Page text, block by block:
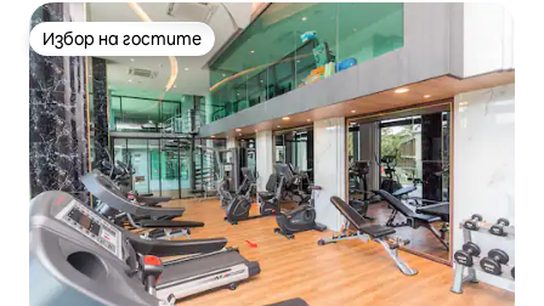
Избор на гостите
Избор на гостите